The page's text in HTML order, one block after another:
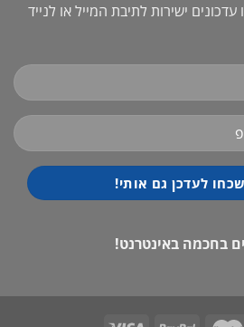
ישירות לתיבת המייל או לנייד